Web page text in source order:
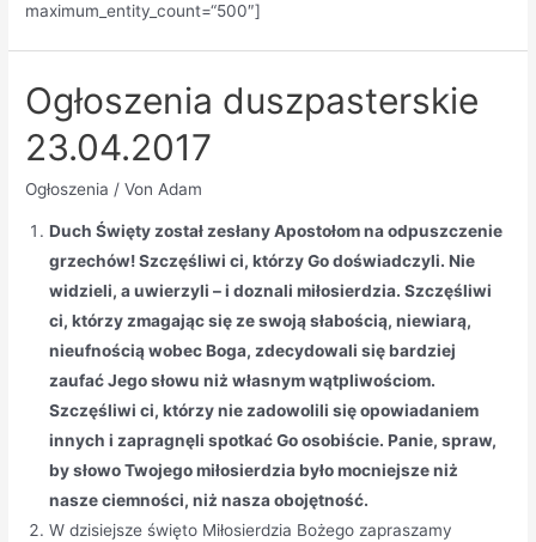
maximum_entity_count=“500″]
Ogłoszenia duszpasterskie
23.04.2017
Ogłoszenia / Von Adam
Duch Święty został zesłany Apostołom na odpuszczenie
grzechów! Szczęśliwi ci, którzy Go doświadczyli. Nie
widzieli, a uwierzyli – i doznali miłosierdzia. Szczęśliwi
ci, którzy zmagając się ze swoją słabością, niewiarą,
nieufnością wobec Boga, zdecydowali się bardziej
zaufać Jego słowu niż własnym wątpliwościom.
Szczęśliwi ci, którzy nie zadowolili się opowiadaniem
innych i zapragnęli spotkać Go osobiście. Panie, spraw,
by słowo Twojego miłosierdzia było mocniejsze niż
nasze ciemności, niż nasza obojętność.
W dzisiejsze święto Miłosierdzia Bożego zapraszamy